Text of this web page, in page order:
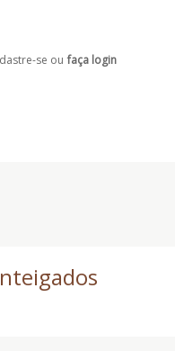
se ou faça login